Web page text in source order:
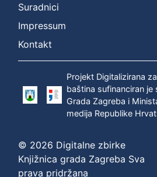
Suradnici
Impressum
Kontakt
Projekt Digitalizirana
baština sufinanciran je
Grada Zagreba i
medija Republike
© 2026 Digitalne zbirke
Knjižnica grada Zagreba Sva
prava pridržana